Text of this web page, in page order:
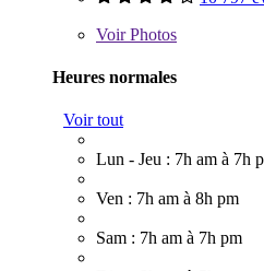
VoirPhotos
Heures normales
Voir tout
Lun - Jeu : 7h am à 7h
Ven : 7h am à 8h pm
Sam : 7h am à 7h pm